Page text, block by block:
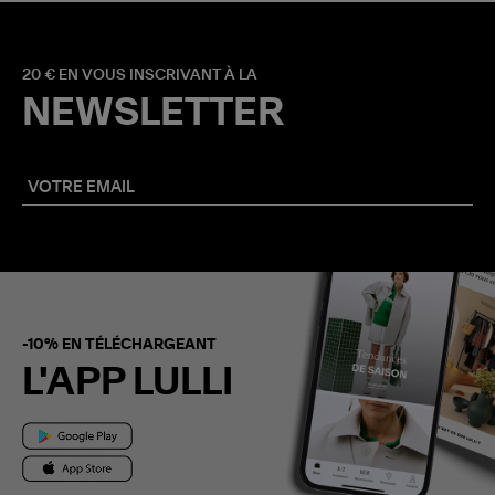
20 € EN VOUS INSCRIVANT À LA
NEWSLETTER
-10% EN TÉLÉCHARGEANT
L'APP LULLI